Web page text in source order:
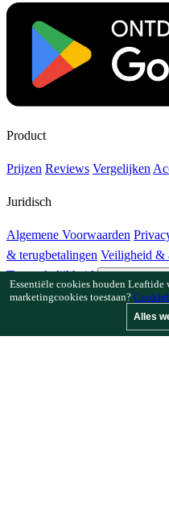
Product
Prijzen Reviews Vergelijken
Juridisch
Algemene Voorwaarden
& terugbetalingen Veiligheid &
Toegankelijkheid
Cookie-
Essentiële cookies houden Leaftide
marketingcookies toestaan?
Alles